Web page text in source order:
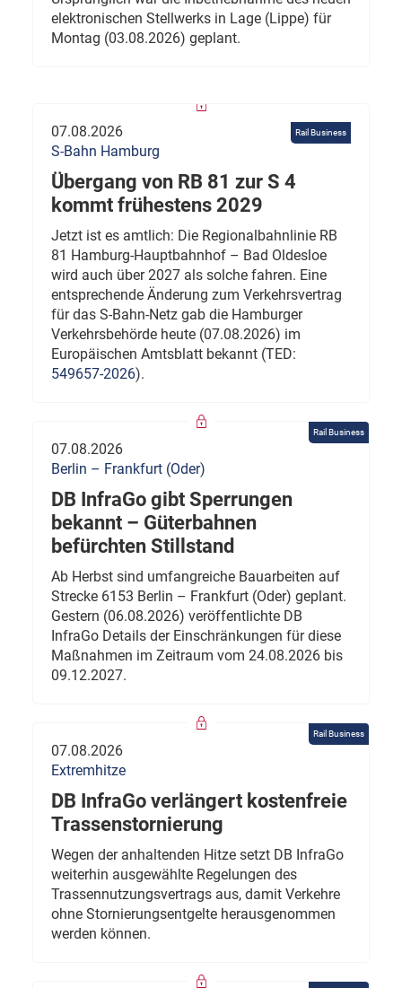
elektronischen Stellwerks in Lage (Lippe) für
Montag (03.08.2026) geplant.
Rail Business
07.08.2026
S-Bahn Hamburg
Übergang von RB 81 zur S 4
kommt frühestens 2029
Jetzt ist es amtlich: Die Regionalbahnlinie RB
81 Hamburg-Hauptbahnhof – Bad Oldesloe
wird auch über 2027 als solche fahren. Eine
entsprechende Änderung zum Verkehrsvertrag
für das S-Bahn-Netz gab die Hamburger
Verkehrsbehörde heute (07.08.2026) im
Europäischen Amtsblatt bekannt (TED:
549657-2026).
Rail Business
07.08.2026
Berlin – Frankfurt (Oder)
DB InfraGo gibt Sperrungen
bekannt – Güterbahnen
befürchten Stillstand
Ab Herbst sind umfangreiche Bauarbeiten auf
Strecke 6153 Berlin – Frankfurt (Oder) geplant.
Gestern (06.08.2026) veröffentlichte DB
InfraGo Details der Einschränkungen für diese
Maßnahmen im Zeitraum vom 24.08.2026 bis
09.12.2027.
Rail Business
07.08.2026
Extremhitze
DB InfraGo verlängert kostenfreie
Trassenstornierung
Wegen der anhaltenden Hitze setzt DB InfraGo
weiterhin ausgewählte Regelungen des
Trassennutzungsvertrags aus, damit Verkehre
ohne Stornierungsentgelte herausgenommen
werden können.